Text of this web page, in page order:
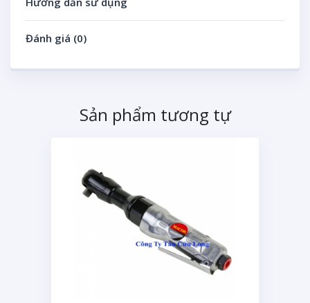
Đánh giá (0)
Sản phẩm tương tự